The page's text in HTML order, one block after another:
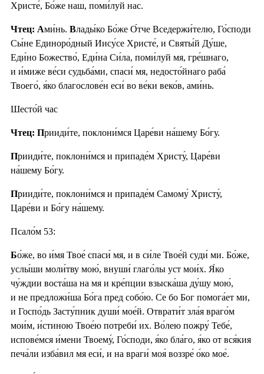
Христе́, Бо́же наш, поми́луй нас.
Чтец: Ами́нь. Влады́ко Бо́же О́тче Вседержи́телю, Го́споди
Сы́не Единоро́дный Иису́се Христе́, и Святы́й Ду́ше,
Еди́но Божество́, Еди́на Си́ла, поми́луй мя, гре́шнаго,
и и́миже ве́си судьба́ми, спаси́ мя, недосто́йнаго раба́
Твоего́, я́ко благослове́н еси́ во ве́ки веко́в, ами́нь.
Шесто́й час
Чтец: Прииди́те, поклони́мся Царе́ви на́шему Бо́гу.
Прииди́те, поклони́мся и припаде́м Христу́, Царе́ви
на́шему Бо́гу.
Прииди́те, поклони́мся и припаде́м Самому́ Христу́,
Царе́ви и Бо́гу на́шему.
Псало́м 53:
Бо́же, во и́мя Твое́ спаси́ мя, и в си́ле Твое́й суди́ ми. Бо́же,
услы́ши моли́тву мою́, внуши́ глаго́лы уст мои́х. Я́ко
чу́ждии воста́ша на мя и кре́пции взыска́ша ду́шу мою́,
и не предложи́ша Бо́га пред собо́ю. Се бо Бог помога́ет ми,
и Госпо́дь Засту́пник души́ мое́й. Отврати́т зла́я враго́м
мои́м, и́стиною Твое́ю потреби́ их. Во́лею пожру́ Тебе́,
испове́мся и́мени Твоему́, Го́споди, я́ко бла́го, я́ко от вся́кия
печа́ли изба́вил мя еси́, и на враги́ моя́ воззре́ о́ко мое́.